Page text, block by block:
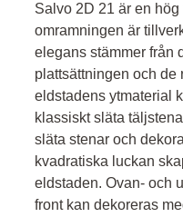
Salvo 2D 21 är en
omramningen är
elegans stämmer från
plattsättningen och de
eldstadens ytmaterial
klassiskt släta
släta stenar och
kvadratiska luckan
eldstaden. Ovan- och
front kan dekoreras